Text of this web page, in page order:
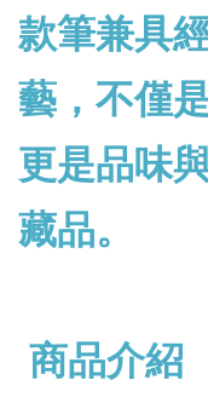
款筆兼具
藝，不僅
更是品味
藏品。
商品介紹